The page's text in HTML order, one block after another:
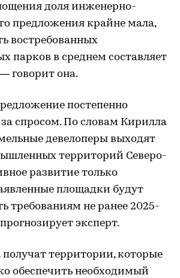
доля инженерно-
предложения крайне мала,
востребованных
парков в среднем составляет
говорит она.
постепенно
за спросом. По словам Кирилла
девелоперы выходят
территорий Северо-
развитие только
площадки будут
требованиям не ранее 2025-
эксперт.
территории, которые
обеспечить необходимый